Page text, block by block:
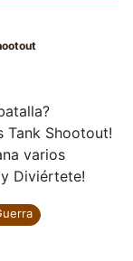
Tank Shootout!
varios
Diviértete!